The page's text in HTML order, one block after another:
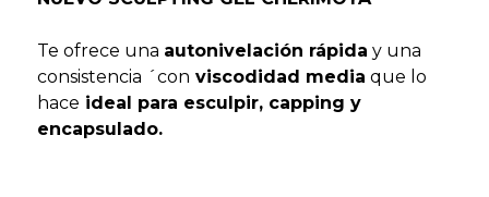
Te ofrece una autonivelación rápida y una
consistencia ´con viscodidad media que lo
hace ideal para esculpir, capping y
encapsulado.